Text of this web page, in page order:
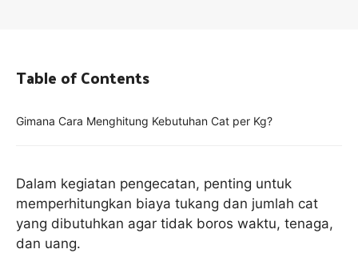
Dalam kegiatan pengecatan, penting untuk
memperhitungkan biaya tukang dan jumlah cat
yang dibutuhkan agar tidak boros waktu, tenaga,
dan uang.
Table of Contents
Gimana Cara Menghitung Kebutuhan Cat per Kg?